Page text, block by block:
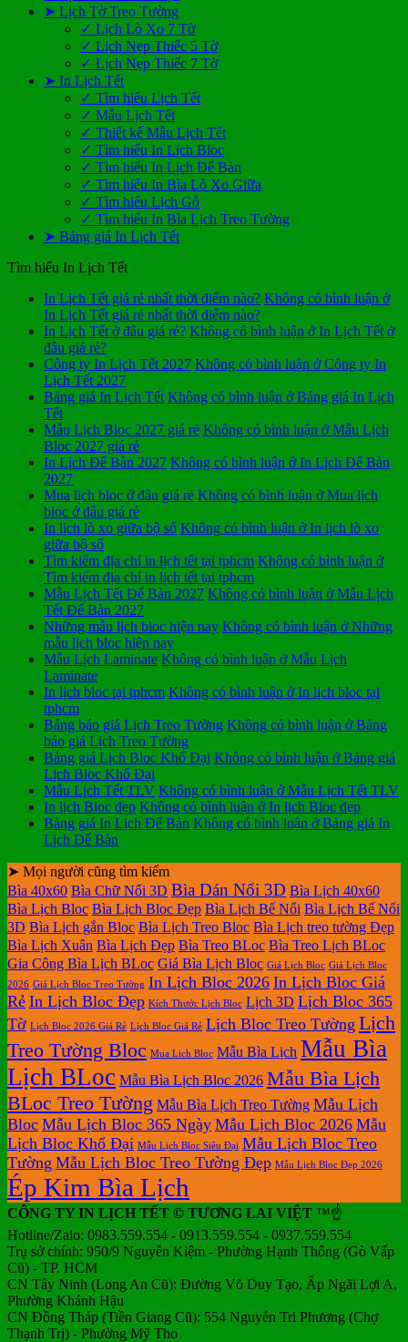
➤ Lịch Tờ Treo Tường
✓ Lịch Lò Xo 7 Tờ
✓ Lịch Nẹp Thiếc 5 Tờ
✓ Lịch Nẹp Thiếc 7 Tờ
➤ In Lịch Tết
✓ Tìm hiểu Lịch Tết
✓ Mẫu Lịch Tết
✓ Thiết kế Mẫu Lịch Tết
✓ Tìm hiểu In Lịch Bloc
✓ Tìm hiểu In Lịch Để Bàn
✓ Tìm hiểu In Bìa Lò Xo Giữa
✓ Tìm hiểu Lịch Gỗ
✓ Tìm hiểu In Bìa Lịch Treo Tường
➤ Bảng giá In Lịch Tết
Tìm hiểu In Lịch Tết
In Lịch Tết giá rẻ nhất thời điểm nào? Không có bình luận ở
In Lịch Tết giá rẻ nhất thời điểm nào?
In Lịch Tết ở đâu giá rẻ? Không có bình luận ở In Lịch Tết ở
đâu giá rẻ?
Công ty In Lịch Tết 2027 Không có bình luận ở Công ty In
Lịch Tết 2027
Bảng giá In Lịch Tết Không có bình luận ở Bảng giá In Lịch
Tết
Mẫu Lịch Bloc 2027 giá rẻ Không có bình luận ở Mẫu Lịch
Bloc 2027 giá rẻ
In Lịch Để Bàn 2027 Không có bình luận ở In Lịch Để Bàn
2027
Mua lịch bloc ở đâu giá rẻ Không có bình luận ở Mua lịch
bloc ở đâu giá rẻ
In lịch lò xo giữa bộ số Không có bình luận ở In lịch lò xo
giữa bộ số
Tìm kiếm địa chỉ in lịch tết tại tphcm Không có bình luận ở
Tìm kiếm địa chỉ in lịch tết tại tphcm
Mẫu Lịch Tết Để Bàn 2027 Không có bình luận ở Mẫu Lịch
Tết Để Bàn 2027
Những mẫu lịch bloc hiện nay Không có bình luận ở Những
mẫu lịch bloc hiện nay
Mẫu Lịch Laminate Không có bình luận ở Mẫu Lịch
Laminate
In lịch bloc tại tphcm Không có bình luận ở In lịch bloc tại
tphcm
Bảng báo giá Lịch Treo Tường Không có bình luận ở Bảng
báo giá Lịch Treo Tường
Bảng giá Lịch Bloc Khổ Đại Không có bình luận ở Bảng giá
Lịch Bloc Khổ Đại
Mẫu Lịch Tết TLV Không có bình luận ở Mẫu Lịch Tết TLV
In lịch Bloc đẹp Không có bình luận ở In lịch Bloc đẹp
Bảng giá In Lịch Để Bàn Không có bình luận ở Bảng giá In
Lịch Để Bàn
➤ Mọi người cũng tìm kiếm
Bìa 40x60 Bìa Chữ Nổi 3D Bìa Dán Nổi 3D Bìa Lịch 40x60
Bìa Lịch Bloc Bìa Lịch Bloc Đẹp Bìa Lịch Bế Nổi Bìa Lịch Bế Nổi
3D Bìa Lịch gắn Bloc Bìa Lịch Treo Bloc Bìa Lịch treo tường Đẹp
Bìa Lịch Xuân Bìa Lịch Đẹp Bìa Treo BLoc Bìa Treo Lịch BLoc
Gia Công Bìa Lịch BLoc Giá Bìa Lịch Bloc Giá Lịch Bloc Giá Lịch Bloc
2026 Giá Lịch Bloc Treo Tường In Lịch Bloc 2026 In Lịch Bloc Giá
Rẻ In Lịch Bloc Đẹp Kích Thước Lịch Bloc Lịch 3D Lịch Bloc 365
Tờ Lịch Bloc 2026 Giá Rẻ Lịch Bloc Giá Rẻ Lịch Bloc Treo Tường Lịch
Treo Tường Bloc Mua Lich Bloc Mẫu Bìa Lịch Mẫu Bìa
Lịch BLoc Mẫu Bìa Lịch Bloc 2026 Mẫu Bìa Lịch
BLoc Treo Tường Mẫu Bìa Lịch Treo Tường Mẫu Lịch
Bloc Mẫu Lịch Bloc 365 Ngày Mẫu Lịch Bloc 2026 Mẫu
Lịch Bloc Khổ Đại Mẫu Lịch Bloc Siêu Đại Mẫu Lịch Bloc Treo
Tường Mẫu Lịch Bloc Treo Tường Đẹp Mẫu Lịch Bloc Đẹp 2026
Ép Kim Bìa Lịch
CÔNG TY IN LỊCH TẾT © TƯƠNG LAI VIỆT ™☝️
Hotline/Zalo: 0983.559.554 - 0913.559.554 - 0937.559.554
Trụ sở chính: 950/9 Nguyễn Kiệm - Phường Hạnh Thông (Gò Vấp
Cũ) - TP. HCM
CN Tây Ninh (Long An Cũ): Đường Võ Duy Tạo, Ấp Ngãi Lợi A,
Phường Khánh Hậu
CN Đồng Tháp (Tiền Giang Cũ): 554 Nguyễn Tri Phương (Chợ
Thạnh Trị) - Phường Mỹ Tho